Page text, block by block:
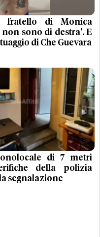
fratello di Monica
sono di destra'. E
di Che Guevara
di 7 metri
della polizia
segnalazione